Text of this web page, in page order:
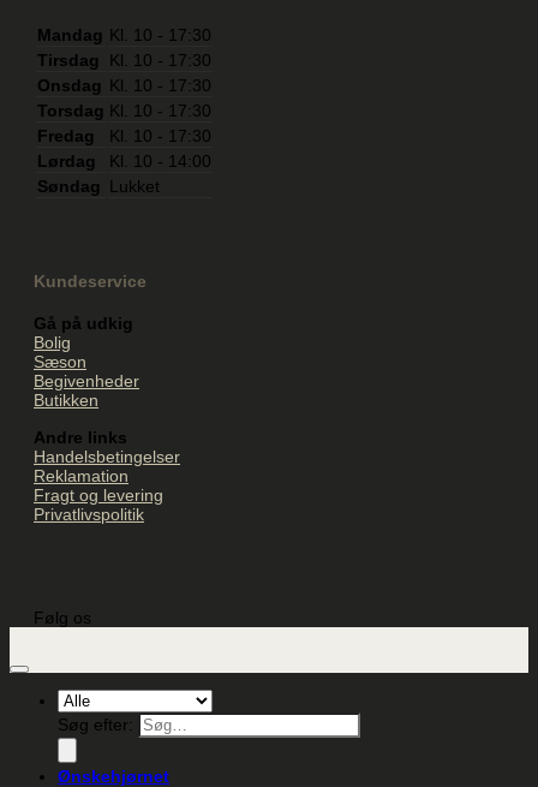
Mandag Kl. 10 - 17:30
Tirsdag
Kl. 10 - 17:30
Onsdag Kl. 10 - 17:30
Torsdag Kl. 10 - 17:30
Fredag
Kl. 10 - 17:30
Lørdag
Kl. 10 - 14:00
Søndag
Lukket
Kundeservice
Gå på udkig
Bolig
Sæson
Begivenheder
Butikken
Andre links
Handelsbetingelser
Reklamation
Fragt og levering
Privatlivspolitik
Følg os
Søg efter:
Ønskehjørnet